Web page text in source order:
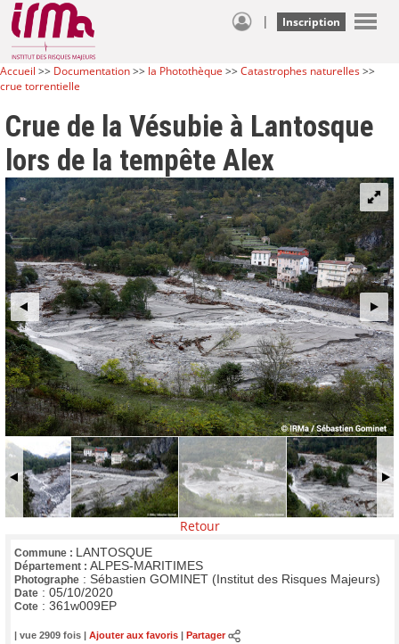
| Inscription
Accueil >> Documentation>> la Photothèque >>Catastrophes naturelles>>
crue torrentielle
Crue de la Vésubie à Lantosque
lors de la tempête Alex
Retour
Commune : LANTOSQUE
Département : ALPES-MARITIMES
Photographe : Sébastien GOMINET (Institut des Risques Majeurs)
Date : 05/10/2020
Cote : 361w009EP
| vue 2909 fois | Ajouter aux favoris Partager